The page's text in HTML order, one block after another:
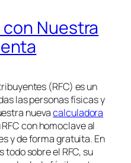
con Nuestra
(RFC) es un
las personas físicas y
nuevacalculadora
con homoclave al
y de forma gratuita. En
sobre el RFC, su